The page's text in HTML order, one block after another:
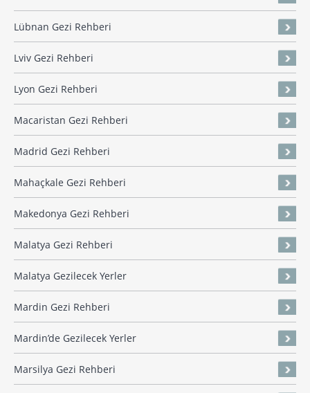
Lübnan Gezi Rehberi
Lviv Gezi Rehberi
Lyon Gezi Rehberi
Macaristan Gezi Rehberi
Madrid Gezi Rehberi
Mahaçkale Gezi Rehberi
Makedonya Gezi Rehberi
Malatya Gezi Rehberi
Malatya Gezilecek Yerler
Mardin Gezi Rehberi
Mardin’de Gezilecek Yerler
Marsilya Gezi Rehberi